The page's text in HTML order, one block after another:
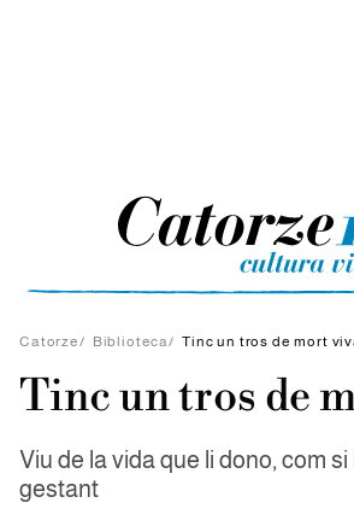
Catorze/ Biblioteca/ Tinc un tros de mort
Tinc un tros de
Viu de la vida que li dono, com
gestant